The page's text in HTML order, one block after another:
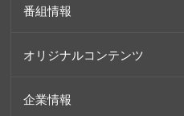
番組情報
オリジナルコンテンツ
企業情報